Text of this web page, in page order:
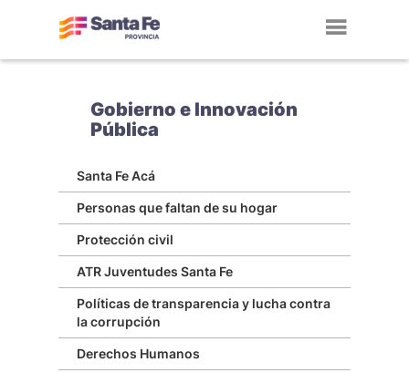
Gobierno e Innovación
Pública
Santa Fe Acá
Personas que faltan de su hogar
Protección civil
ATR Juventudes Santa Fe
Políticas de transparencia y lucha contra
la corrupción
Derechos Humanos